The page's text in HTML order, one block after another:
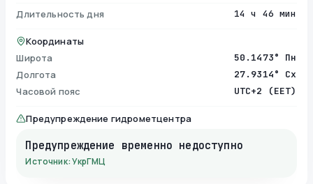
Длительность дня 14 ч 46 мин
Координаты
Широта
50.1473° Пн
Долгота 27.9314° Сх
Часовой пояс UTC+2 (EET)
Предупреждение гидрометцентра
Предупреждение временно недоступно
Источник: УкрГМЦ